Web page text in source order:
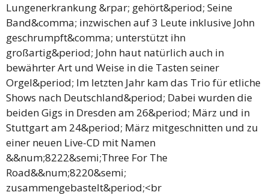
Lungenerkrankung &rpar; gehört&period; Seine
Band&comma; inzwischen auf 3 Leute inklusive John
geschrumpft&comma; unterstützt ihn
großartig&period; John haut natürlich auch in
bewährter Art und Weise in die Tasten seiner
Orgel&period; Im letzten Jahr kam das Trio für etliche
Shows nach Deutschland&period; Dabei wurden die
beiden Gigs in Dresden am 26&period; März und in
Stuttgart am 24&period; März mitgeschnitten und zu
einer neuen Live-CD mit Namen
&&num;8222&semi;Three For The
Road&&num;8220&semi;
zusammengebastelt&period;<br